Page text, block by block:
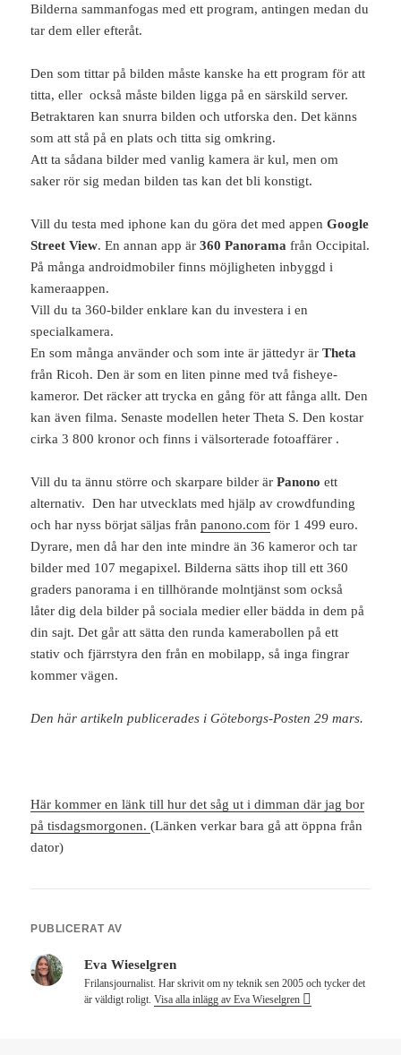
Bilderna sammanfogas med ett program, antingen medan du
tar dem eller efteråt.
Den som tittar på bilden måste kanske ha ett program för att
titta, eller också måste bilden ligga på en särskild server.
Betraktaren kan snurra bilden och utforska den. Det känns
som att stå på en plats och titta sig omkring.
Att ta sådana bilder med vanlig kamera är kul, men om
saker rör sig medan bilden tas kan det bli konstigt.
Vill du testa med iphone kan du göra det med appenGoogle
Street View. En annan app är360 Panorama från Occipital.
På många androidmobiler finns möjligheten inbyggd i
kameraappen.
Vill du ta 360-bilder enklare kan du investera i en
specialkamera.
En som många använder och som inte är jättedyr ärTheta
från Ricoh. Den är som en liten pinne med två fisheye-
kameror. Det räcker att trycka en gång för att fånga allt. Den
kan även filma. Senaste modellen heter Theta S. Den kostar
cirka 3 800 kronor och finns i välsorterade fotoaffärer .
Vill du ta ännu större och skarpare bilder ärPanono ett
alternativ. Den har utvecklats med hjälp av crowdfunding
och har nyss börjat säljas frånpanono.com för 1 499 euro.
Dyrare, men då har den inte mindre än 36 kameror och tar
bilder med 107 megapixel. Bilderna sätts ihop till ett 360
graders panorama i en tillhörande molntjänst som också
låter dig dela bilder på sociala medier eller bädda in dem på
din sajt. Det går att sätta den runda kamerabollen på ett
stativ och fjärrstyra den från en mobilapp, så inga fingrar
kommer vägen.
Den här artikeln publicerades i Göteborgs-Posten 29 mars.
Här kommer en länk till hur det såg ut i dimman där jag bor
på tisdagsmorgonen.(Länken verkar bara gå att öppna från
dator)
PUBLICERAT AV
Eva Wieselgren
Frilansjournalist. Har skrivit om ny teknik sen 2005 och tycker det
är väldigt roligt.Visa alla inlägg av Eva Wieselgren